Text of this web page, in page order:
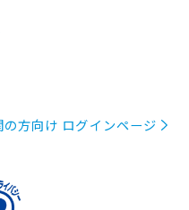
の方向け ログインページ